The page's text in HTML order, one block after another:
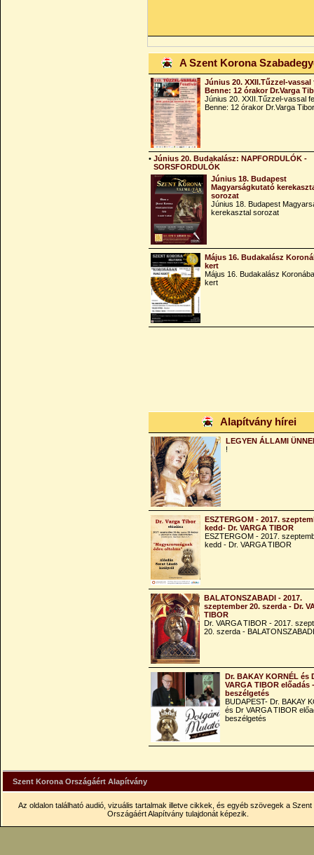
A Szent Korona
Június 20. XXII.Tűzzel-
Benne: 12 órakor Dr.Varga
Június 20. XXII.Tűzzel-vassal
Benne: 12 órakor Dr.Varga Tibor
• Június 20. Budakalász: NAPFORDULÓK -
SORSFORDULÓK
Június 18. Budapest
Magyarságkutató
sorozat
Június 18. Budapest
kerekasztal sorozat
Május 16. Budakalász
kert
Május 16. Budakalász
kert
Alapítvány hírei
LEGYEN ÁLLAMI
!
ESZTERGOM - 2017.
kedd- Dr. VARGA TIBOR
ESZTERGOM - 2017.
kedd - Dr. VARGA TIBOR
BALATONSZABADI - 2017.
szeptember 20. szerda - Dr.
TIBOR
Dr. VARGA TIBOR - 2017.
20. szerda - BALATONSZABADI
Dr. BAKAY KORNÉL és
VARGA TIBOR előadás -
beszélgetés
BUDAPEST- Dr. BAKAY
és Dr VARGA TIBOR
beszélgetés
Szent Korona Országáért Alapítvány
Az oldalon található audió, vizuális tartalmak illetve cikkek, és egyéb szövegek a Szent
Országáért Alapítvány tulajdonát képezik.